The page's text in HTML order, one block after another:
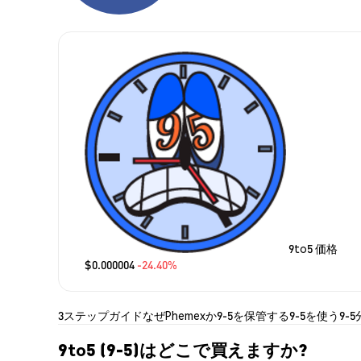
9to5 価格
$0.000004 -24.40%
3ステップガイドなぜPhemexか9-5を保管する9-5を使う9-5
9to5 (9-5)はどこで買えますか?